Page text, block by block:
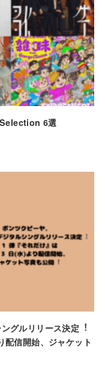
6選
グルリリース決定︕
信開始、ジャケット